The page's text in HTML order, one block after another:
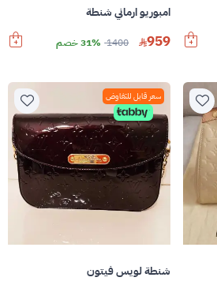
امبوريو ارماني شنطة
959
1400 31% خصم
سعر قابل للتفاوض
شنطة لويس فيتون